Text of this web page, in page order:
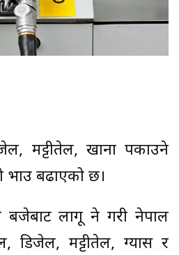
मट्टीतेल, खाना पकाउने
भाउ बढाएको छ।
लागू हुने गरी नेपाल
डिजेल, मट्टीतेल, ग्यास र